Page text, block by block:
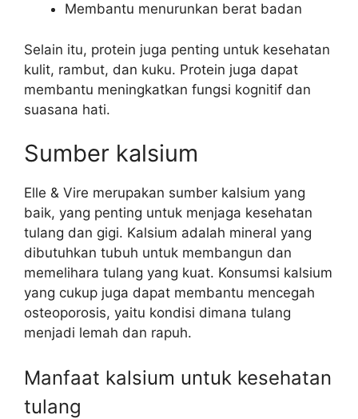
Membantu menurunkan berat badan
Selain itu, protein juga penting untuk kesehatan
kulit, rambut, dan kuku. Protein juga dapat
membantu meningkatkan fungsi kognitif dan
suasana hati.
Sumber kalsium
Elle & Vire merupakan sumber kalsium yang
baik, yang penting untuk menjaga kesehatan
tulang dan gigi. Kalsium adalah mineral yang
dibutuhkan tubuh untuk membangun dan
memelihara tulang yang kuat. Konsumsi kalsium
yang cukup juga dapat membantu mencegah
osteoporosis, yaitu kondisi dimana tulang
menjadi lemah dan rapuh.
Manfaat kalsium untuk kesehatan
tulang